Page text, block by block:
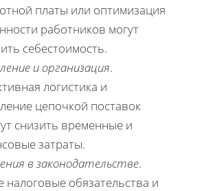
платы или оптимизация
работников могут
себестоимость.
и организация.
логистика и
цепочкой поставок
снизить временные и
затраты.
в законодательстве.
налоговые обязательства и